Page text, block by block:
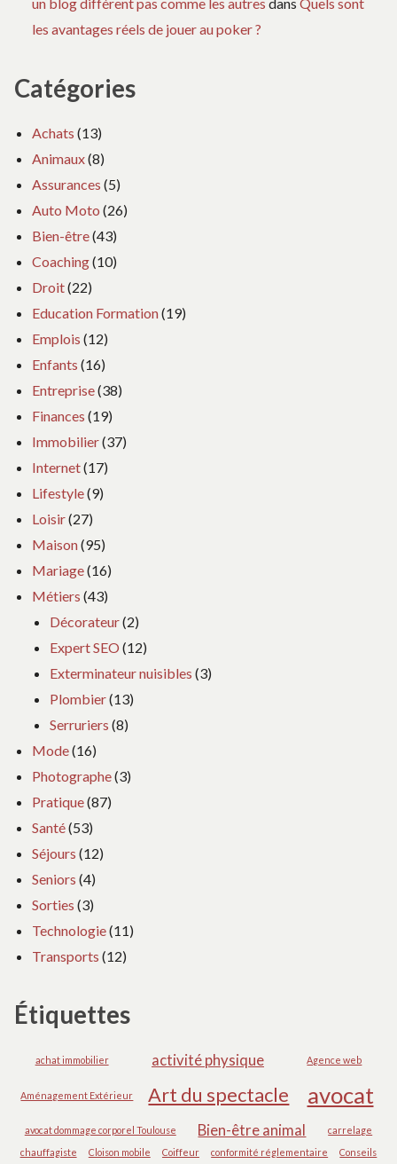
les avantages réels de jouer au poker ?
Catégories
Achats (13)
Animaux(8)
Assurances (5)
Auto Moto (26)
Bien-être(43)
Coaching(10)
Droit(22)
Education Formation(19)
Emplois (12)
Enfants (16)
Entreprise(38)
Finances (19)
Immobilier(37)
Internet(17)
Lifestyle(9)
Loisir(27)
Maison(95)
Mariage(16)
Métiers (43)
Décorateur(2)
Expert SEO (12)
Exterminateur nuisibles (3)
Plombier(13)
Serruriers (8)
Mode(16)
Photographe(3)
Pratique(87)
Santé(53)
Séjours (12)
Seniors (4)
Sorties (3)
Technologie(11)
Transports (12)
Étiquettes
achat immobilier activité physique Agence web
Aménagement Extérieur Art du spectacle avocat
avocat dommage corporel Toulouse Bien-être animal
carrelage
chauffagiste
Cloison mobile Coiffeur conformité réglementaire Conseils